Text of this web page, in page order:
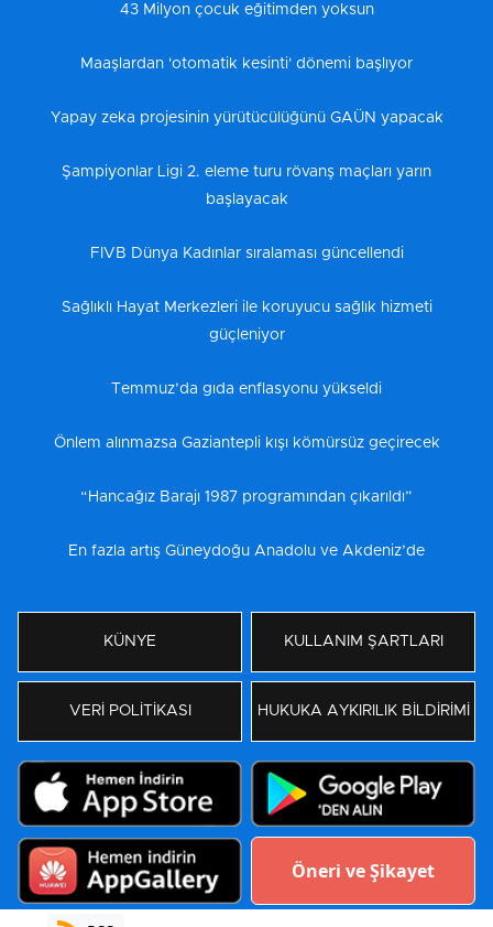
43 Milyon çocuk eğitimden yoksun
Maaşlardan 'otomatik kesinti' dönemi başlıyor
Yapay zeka projesinin yürütücülüğünü GAÜN yapacak
Şampiyonlar Ligi 2. eleme turu rövanş maçları yarın
başlayacak
FIVB Dünya Kadınlar sıralaması güncellendi
Sağlıklı Hayat Merkezleri ile koruyucu sağlık hizmeti
güçleniyor
Temmuz’da gıda enflasyonu yükseldi
Önlem alınmazsa Gaziantepli kışı kömürsüz geçirecek
“Hancağız Barajı 1987 programından çıkarıldı”
En fazla artış Güneydoğu Anadolu ve Akdeniz’de
KÜNYE KULLANIM ŞARTLARI
VERİ POLİTİKASI HUKUKA AYKIRILIK BİLDİRİMİ
Öneri ve Şikayet